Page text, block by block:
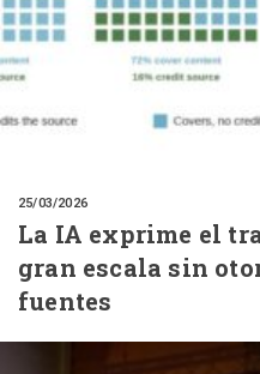
25/03/2026
La IA exprime el
gran escala sin
fuentes